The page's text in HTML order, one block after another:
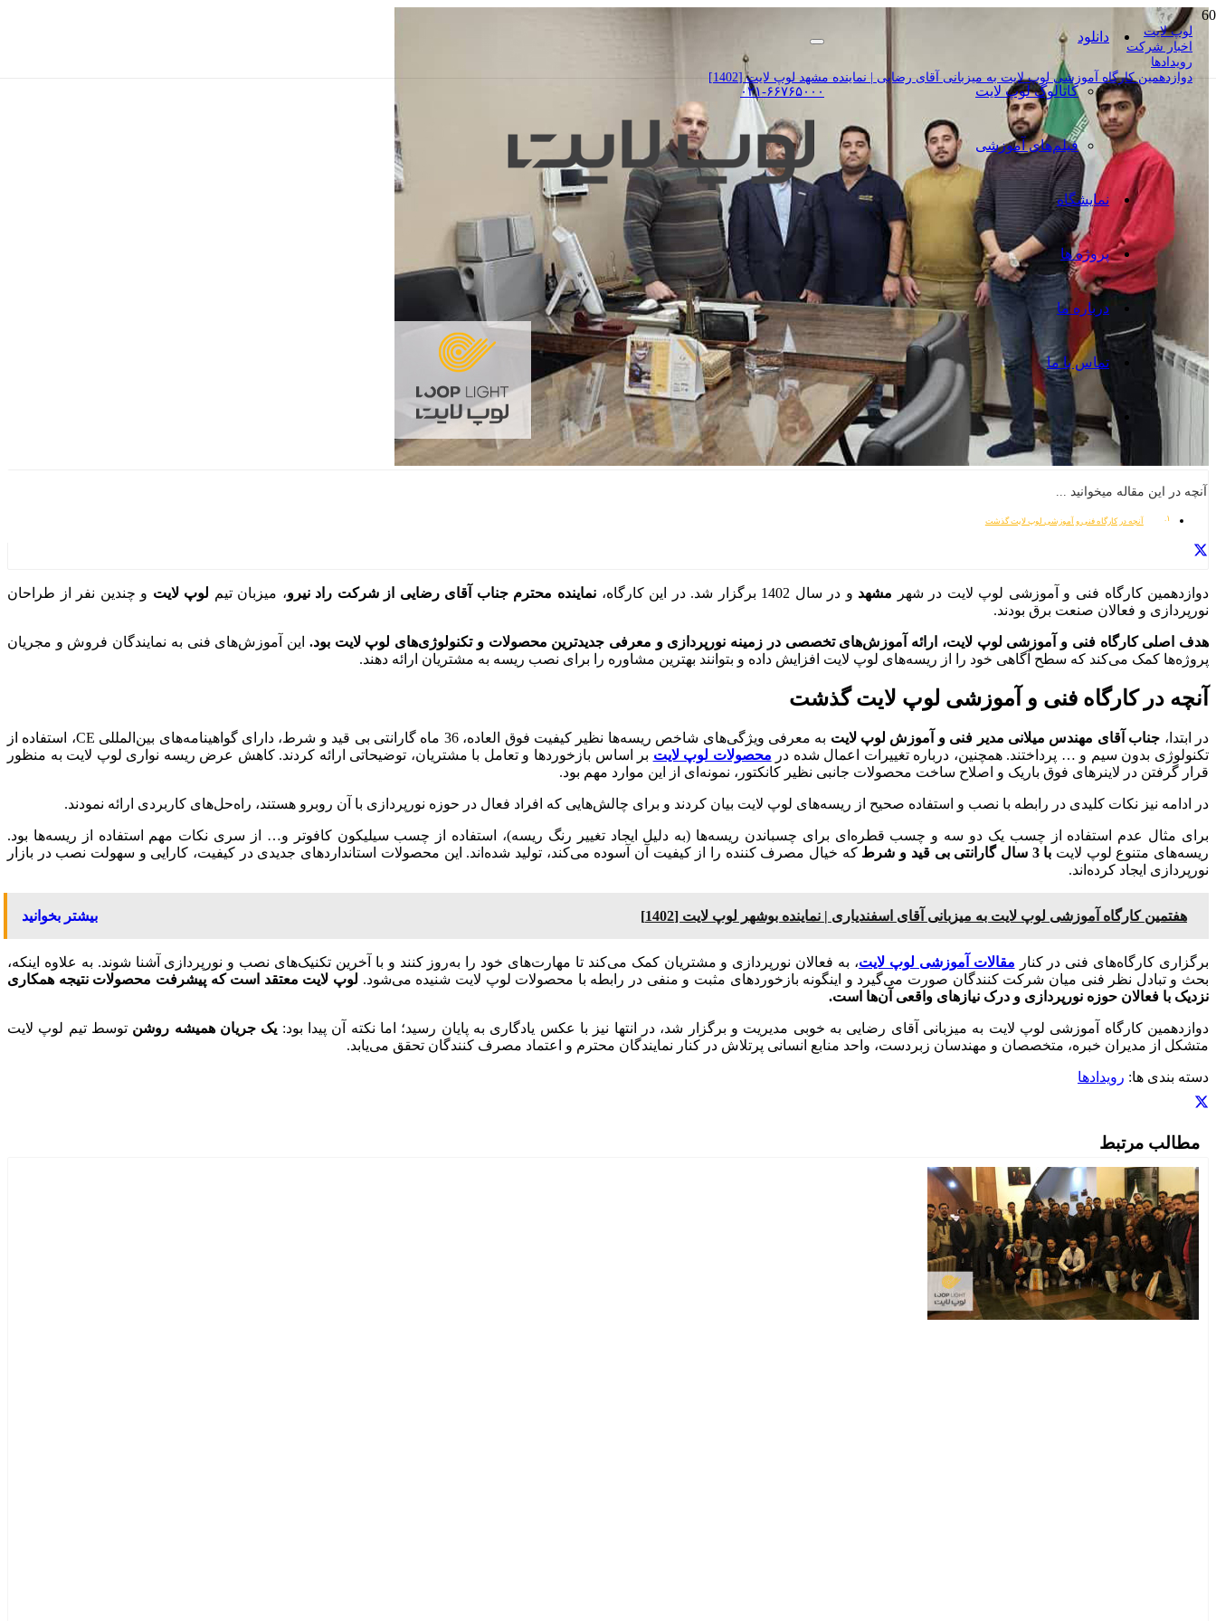
دانلود
کاتالوگ‌ لوپ لایت
فیلم‌های آموزشی
نمایشگاه
پروژه ها
درباره ما
تماس با ما
۰۲۱-۶۶۷۶۵۰۰۰
لوپ لایت
اخبار شرکت
رویدادها
دوازدهمین کارگاه آموزشی لوپ لایت به میزبانی آقای رضایی | نماینده مشهد لوپ لایت [1402]
آنچه در این مقاله میخوانید ...
آنچه در کارگاه فنی و آموزشی لوپ لایت گذشت
دوازدهمین کارگاه فنی و آموزشی لوپ لایت در شهر مشهد و در سال 1402 برگزار شد. در این کارگاه، نماینده محترم جناب آقای رضایی از شرکت راد نیرو، میزبان تیم لوپ لایت و چندین نفر از طراحان
نورپردازی و فعالان صنعت برق بودند.
هدف اصلی کارگاه فنی و آموزشی لوپ لایت، ارائه آموزش‌های تخصصی در زمینه نورپردازی و معرفی جدیدترین محصولات و تکنولوژی‌های لوپ لایت بود. این آموزش‌های فنی به نمایندگان فروش و مجریان
پروژه‌ها کمک می‌کند که سطح آگاهی خود را از ریسه‌های لوپ لایت افزایش داده و بتوانند بهترین مشاوره‌ را برای نصب ریسه به مشتریان ارائه دهند.
آنچه در کارگاه فنی و آموزشی لوپ لایت گذشت
در ابتدا، جناب آقای مهندس میلانی مدیر فنی و آموزش لوپ لایت به
معرفی ویژگی‌های شاخص ریسه‌ها نظیر کیفیت فوق العاده، 36 ماه گارانتی بی قید و شرط، دارای گواهینامه‌های بین‌المللی CE، استفاده از
تکنولوژی بدون سیم و … پرداختند.همچنین، درباره تغییرات اعمال شده در محصولات لوپ لایت بر اساس بازخوردها و تعامل با مشتریان، توضیحاتی ارائه کردند. کاهش عرض ریسه نواری لوپ لایت به منظور
قرار گرفتن در لاینرهای فوق باریک و اصلاح ساخت محصولات جانبی نظیر کانکتور، نمونه‌ای از این موارد مهم بود.
در ادامه نیز نکات کلیدی در رابطه با نصب و استفاده صحیح از ریسه‌های لوپ لایت بیان کردند و برای چالش‌هایی که افراد فعال در حوزه نورپردازی با آن روبرو هستند، راه‌حل‌های کاربردی ارائه نمودند.
برای مثال عدم استفاده از چسب یک دو سه و چسب قطره‌ای برای چسباندن ریسه‌ها (به دلیل ایجاد تغییر رنگ ریسه)، استفاده از چسب سیلیکون کافوتر و… از سری نکات مهم استفاده از ریسه‌ها بود.
ریسه‌های متنوع لوپ لایت با 3 سال گارانتی بی قید و شرط
که خیال مصرف کننده را از کیفیت آن آسوده می‌کند، تولید شده‌اند. این محصولات استانداردهای جدیدی در کیفیت، کارایی و سهولت نصب در بازار
نورپردازی ایجاد کرده‌اند.
بیشتر بخوانید هفتمین کارگاه آموزشی لوپ لایت به میزبانی آقای اسفندیاری | نماینده بوشهر لوپ لایت [1402]
برگزاری کارگاه‌های فنی در کنار مقالات آموزشی لوپ لایت، به فعالان نورپردازی و مشتریان کمک می‌کند تا مهارت‌های خود را به‌روز کنند و با آخرین تکنیک‌های نصب و نورپردازی آشنا شوند. به علاوه اینکه،
بحث و تبادل نظر فنی میان شرکت‌ کنندگان صورت می‌گیرد و اینگونه بازخوردهای مثبت و منفی در رابطه با محصولات لوپ لایت شنیده می‌شود. لوپ لایت معتقد است که پیشرفت محصولات نتیجه همکاری
نزدیک با فعالان حوزه نورپردازی و درک نیازهای واقعی آن‌ها است.
دوازدهمین کارگاه آموزشی لوپ لایت به میزبانی آقای رضایی به خوبی مدیریت و برگزار شد، در انتها نیز با عکس یادگاری به پایان رسید؛ اما نکته آن پیدا بود: یک جریان همیشه روشن توسط تیم لوپ لایت
متشکل از مدیران خبره، متخصصان و مهندسان زبردست، واحد منابع انسانی پرتلاش در کنار نمایندگان محترم و اعتماد مصرف کنندگان تحقق می‌یابد.
دسته بندی ها: رویدادها
مطالب مرتبط